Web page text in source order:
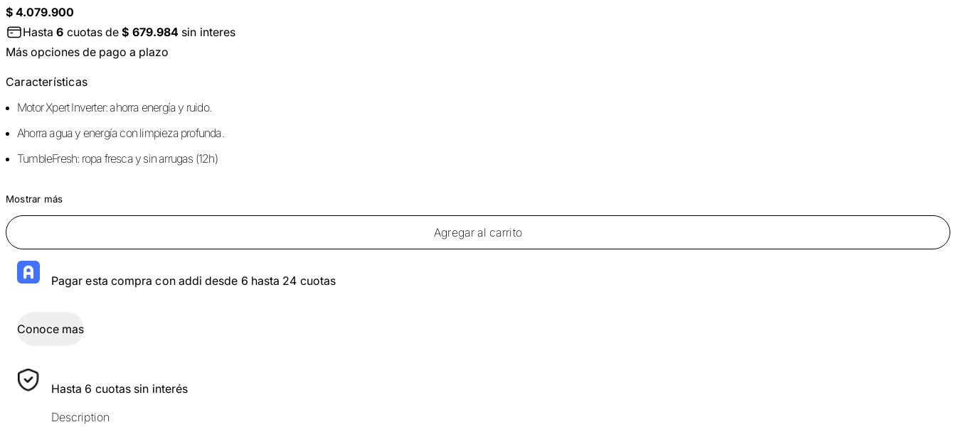
$ 4.079.900
Hasta6 cuotas de$ 679.984 sin interes
Más opciones de pago a plazo
Características
Motor Xpert Inverter: ahorra energía y ruido.
Ahorra agua y energía con limpieza profunda.
TumbleFresh: ropa fresca y sin arrugas (12h)
Mostrar más
Agregar al carrito
Pagar esta compra con addi desde 6 hasta 24 cuotas
Conoce mas
Hasta 6 cuotas sin interés
Description